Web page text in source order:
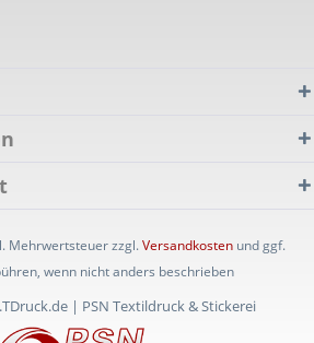
Mehrwertsteuer zzgl.Versandkosten und ggf.
wenn nicht anders beschrieben
| PSN Textildruck & Stickerei